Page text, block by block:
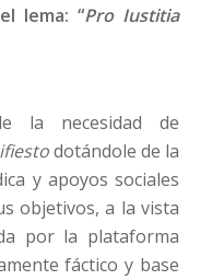
lema: “Pro Iustitia
la necesidad de
dotándole de la
y apoyos sociales
objetivos, a la vista
por la plataforma
fáctico y base